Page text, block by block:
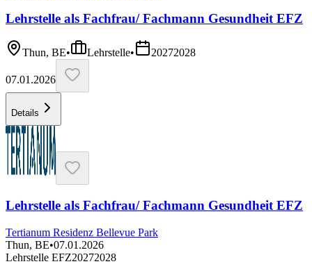
Lehrstelle als Fachfrau/ Fachmann Gesundheit EFZ
Thun, BE• Lehrstelle• 20272028
07.01.2026
Details
Lehrstelle als Fachfrau/ Fachmann Gesundheit EFZ
Tertianum Residenz Bellevue Park
Thun, BE•07.01.2026
Lehrstelle EFZ20272028